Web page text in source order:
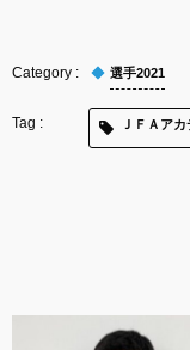
選手2021
ＪＦＡア